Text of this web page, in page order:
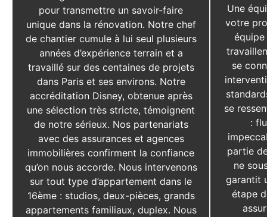
pour transmettre un savoir-faire
unique dans la rénovation. Notre chef
de chantier cumule à lui seul plusieurs
années d’expérience terrain et a
travaillé sur des centaines de projets
dans Paris et ses environs. Notre
accréditation Disney, obtenue après
une sélection très stricte, témoignent
de notre sérieux. Nos partenariats
avec des assurances et agences
immobilières confirment la confiance
qu’on nous accorde. Nous intervenons
sur tout type d’appartement dans le
16ème : studios, deux-pièces, grands
appartements familiaux, duplex. Nous
Une
votre
se
se
:
partie
ne
garantit
étape